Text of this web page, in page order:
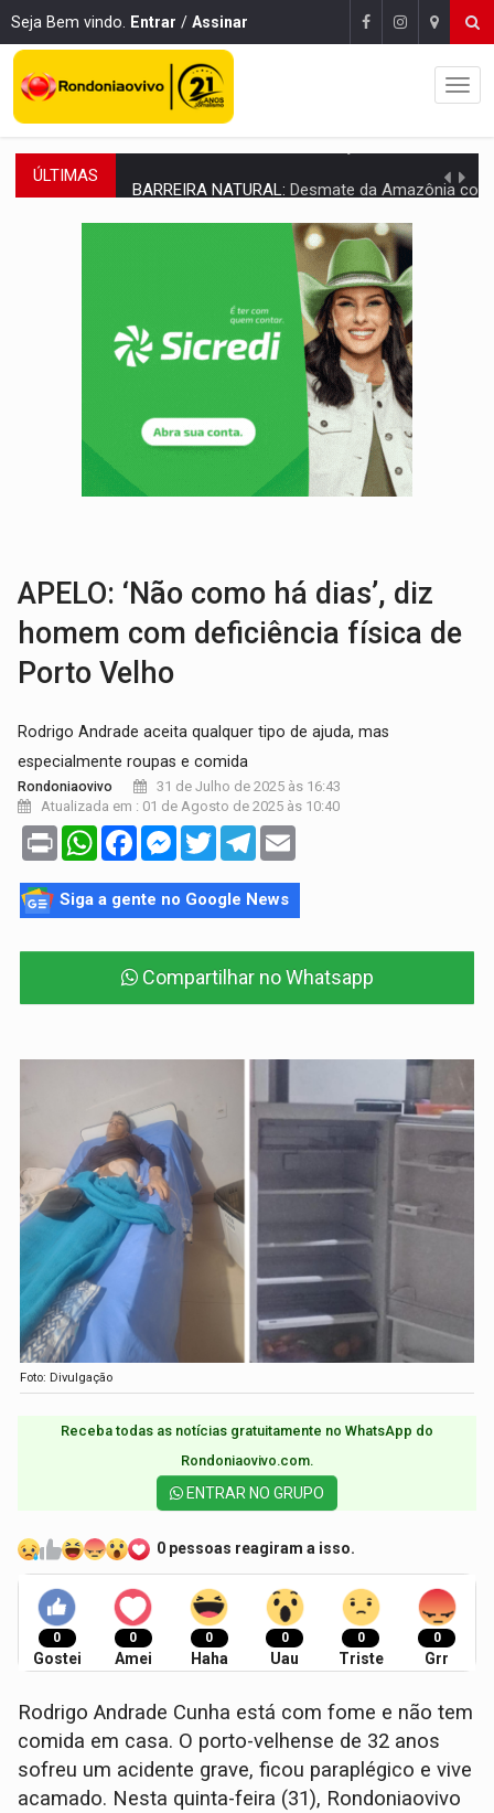
Seja Bem vindo. Entrar / Assinar
ÚLTIMAS Desmate da Amazônia corta chuvas no Sul e ameaça
:Anvisa libera venda de medicamentos pela Shopee, mas
Nova lei endurece punição por abuso sexual contra
POLUIÇÃO E RISCOS: Retirada de fiação irregular avança no país e em PVH
VÍDEO:Armado com machado, homem ameaça matar sobrinha grávida e
Homem é espancado por facção criminosa
VÍDEO:Perseguição é registrada no shopping após colombiana furtar
LUDOPATIA: Apostas online começam a afetar produtividade e rotina
APELO: ‘Não como há dias’, diz
homem com deficiência física de
Porto Velho
Rodrigo Andrade aceita qualquer tipo de ajuda, mas
especialmente roupas e comida
Rondoniaovivo
31 de Julho de 2025 às 16:43
Atualizada em : 01 de Agosto de 2025 às 10:40
Print WhatsAppFacebookMessenger
TwitterTelegram
Siga a gente no Google News
Compartilhar no Whatsapp
Foto: Divulgação
Receba todas as notícias gratuitamente no WhatsApp do
Rondoniaovivo.com.​
ENTRAR NO GRUPO
0 pessoas reagiram a isso.
0
Gostei
0
Amei
0
Haha
0
Uau
0
Triste
0
Grr
Rodrigo Andrade Cunha está com fome e não tem
comida em casa. O porto-velhense de 32 anos
sofreu um acidente grave, ficou paraplégico e vive
acamado. Nesta quinta-feira (31), Rondoniaovivo